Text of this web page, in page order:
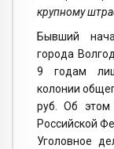
крупному
Бывший
города
9 годам
колонии
руб. Об этом
Российской
Уголовное